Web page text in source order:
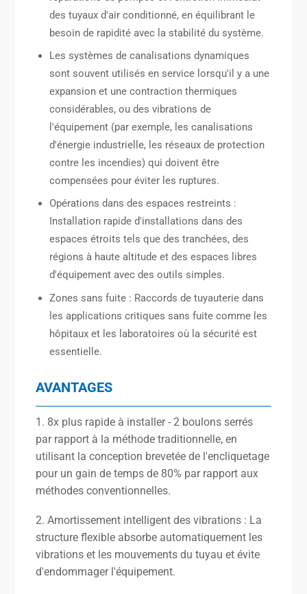
des tuyaux d'air conditionné, en équilibrant le
besoin de rapidité avec la stabilité du système.
Les systèmes de canalisations dynamiques
sont souvent utilisés en service lorsqu'il y a une
expansion et une contraction thermiques
considérables, ou des vibrations de
l'équipement (par exemple, les canalisations
d'énergie industrielle, les réseaux de protection
contre les incendies) qui doivent être
compensées pour éviter les ruptures.
Opérations dans des espaces restreints :
Installation rapide d'installations dans des
espaces étroits tels que des tranchées, des
régions à haute altitude et des espaces libres
d'équipement avec des outils simples.
Zones sans fuite : Raccords de tuyauterie dans
les applications critiques sans fuite comme les
hôpitaux et les laboratoires où la sécurité est
essentielle.
AVANTAGES
1. 8x plus rapide à installer - 2 boulons serrés
par rapport à la méthode traditionnelle, en
utilisant la conception brevetée de l'encliquetage
pour un gain de temps de 80% par rapport aux
méthodes conventionnelles.
2. Amortissement intelligent des vibrations : La
structure flexible absorbe automatiquement les
vibrations et les mouvements du tuyau et évite
d'endommager l'équipement.